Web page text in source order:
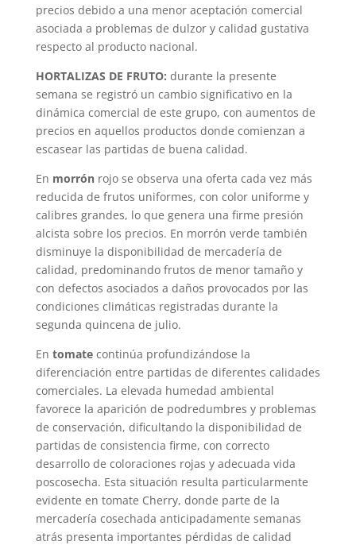
precios debido a una menor aceptación comercial
asociada a problemas de dulzor y calidad gustativa
respecto al producto nacional.
HORTALIZAS DE FRUTO: durante la presente
semana se registró un cambio significativo en la
dinámica comercial de este grupo, con aumentos de
precios en aquellos productos donde comienzan a
escasear las partidas de buena calidad.
En morrónrojo se observa una oferta cada vez más
reducida de frutos uniformes, con color uniforme y
calibres grandes, lo que genera una firme presión
alcista sobre los precios. En morrón verde también
disminuye la disponibilidad de mercadería de
calidad, predominando frutos de menor tamaño y
con defectos asociados a daños provocados por las
condiciones climáticas registradas durante la
segunda quincena de julio.
En tomatecontinúa profundizándose la
diferenciación entre partidas de diferentes calidades
comerciales. La elevada humedad ambiental
favorece la aparición de podredumbres y problemas
de conservación, dificultando la disponibilidad de
partidas de consistencia firme, con correcto
desarrollo de coloraciones rojas y adecuada vida
poscosecha. Esta situación resulta particularmente
evidente en tomate Cherry, donde parte de la
mercadería cosechada anticipadamente semanas
atrás presenta importantes pérdidas de calidad